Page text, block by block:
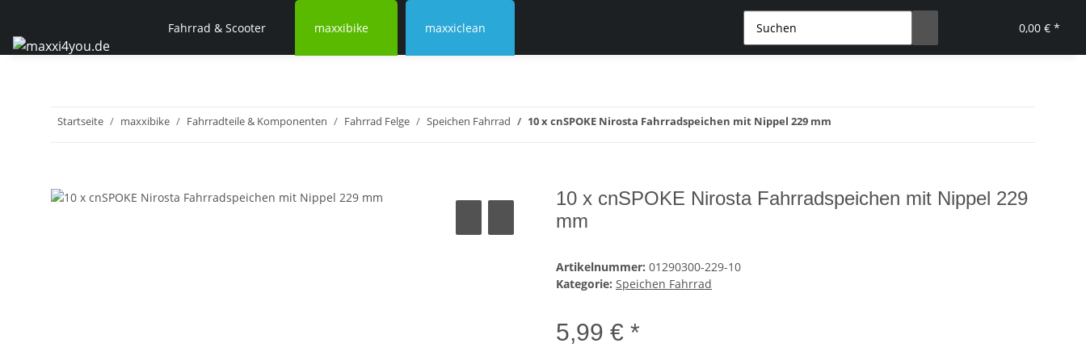
0,00 € *
Fahrrad & Scooter maxxibike maxxiclean
Startseite maxxibike Fahrradteile & Komponenten Fahrrad Felge Speichen Fahrrad 10 x cnSPOKE Nirosta Fahrradspeichen mit Nippel 229 mm
10 x cnSPOKE Nirosta Fahrradspeichen mit Nippel 229
mm
Artikelnummer: 01290300-229-10
Kategorie: Speichen Fahrrad
5,99 € *